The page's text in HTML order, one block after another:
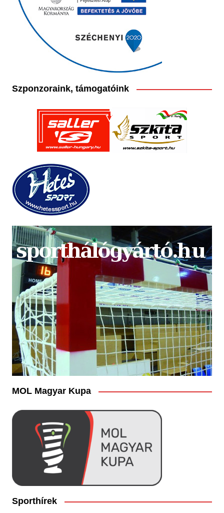
Szponzoraink, támogatóink
MOL Magyar Kupa
Sporthírek